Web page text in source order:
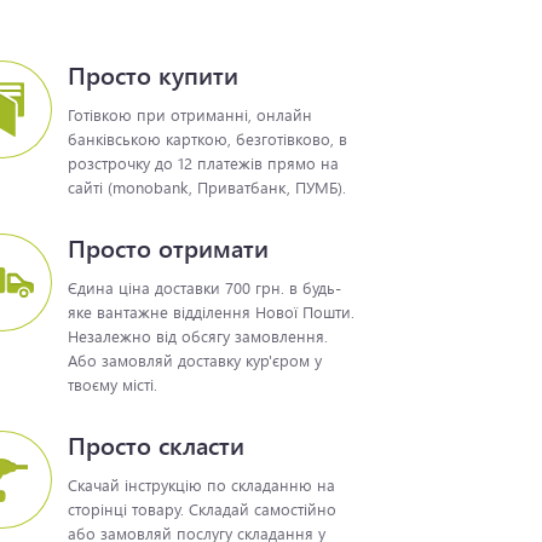
Просто купити
Готівкою при отриманні, онлайн
банківською карткою, безготівково, в
розстрочку до 12 платежів прямо на
сайті (monobank, Приватбанк, ПУМБ).
Просто отримати
Єдина ціна доставки 700 грн. в будь-
яке вантажне відділення Нової Пошти.
Незалежно від обсягу замовлення.
Або замовляй доставку кур'єром у
твоєму місті.
Просто скласти
Скачай інструкцію по складанню на
сторінці товару. Складай самостійно
або замовляй послугу складання у